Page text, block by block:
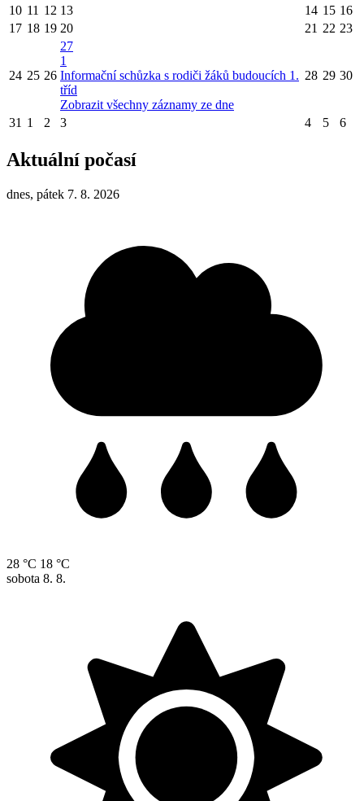
10 11 12 13 14 15 16
17 18 19 20 21 22 23
24 25 26
27
1
Informační schůzka s rodiči žáků budoucích 1.
tříd
Zobrazit všechny záznamy ze dne
28 29 30
31 1 2 3 4 5 6
Aktuální počasí
dnes, pátek 7. 8. 2026
28 °C 18 °C
sobota 8. 8.